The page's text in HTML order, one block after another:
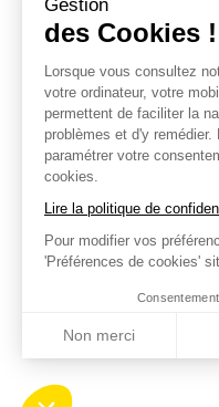
Gestion
des Cookies !
Lorsque vous consultez
votre ordinateur, votre
permettent de faciliter la
problèmes et d'y
paramétrer votre
cookies.
Lire la politique de
Pour modifier vos
'Préférences de cookies'
Non merci
Plateforme de Gestion
Nos livraisons
Retour sous 30 jours
Contactez-nous
Mon compte
Collecte textiles et